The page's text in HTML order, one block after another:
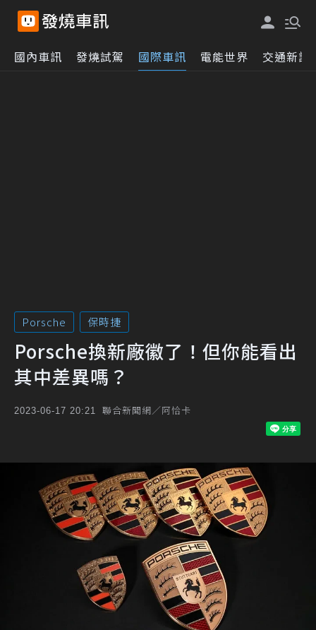
國內車訊 發燒試駕 國際車訊 電能世界 交通新訊
Porsche 保時捷
Porsche換新廠徽了！但你能看出
其中差異嗎？
2023-06-17 20:21 聯合新聞網／阿恰卡